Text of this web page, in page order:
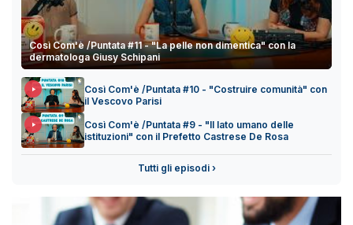
Così Com'è /Puntata #11 - "La pelle non dimentica" con la
dermatologa Giusy Schipani
Così Com'è /Puntata #10 - "Costruire comunità" con
il Vescovo Parisi
Così Com'è /Puntata #9 - "Il lato umano delle
istituzioni" con il Prefetto Castrese De Rosa
Tutti gli episodi ›